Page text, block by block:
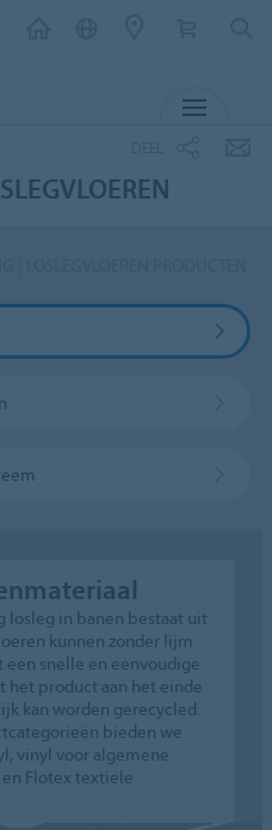
losleg in banen bestaat uit
kunnen zonder lijm
snelle en eenvoudige
het product aan het einde
kan worden gerecycled.
bieden we
vinyl voor algemene
Flotex textiele